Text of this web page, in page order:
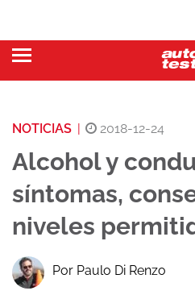
NOTICIAS | 2018-12-24
Alcohol y
síntomas,
niveles
Por Paulo Di Renzo